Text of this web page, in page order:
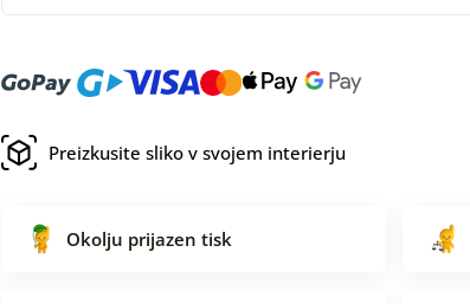
Preizkusite sliko v svojem interierju
Okolju prijazen tisk